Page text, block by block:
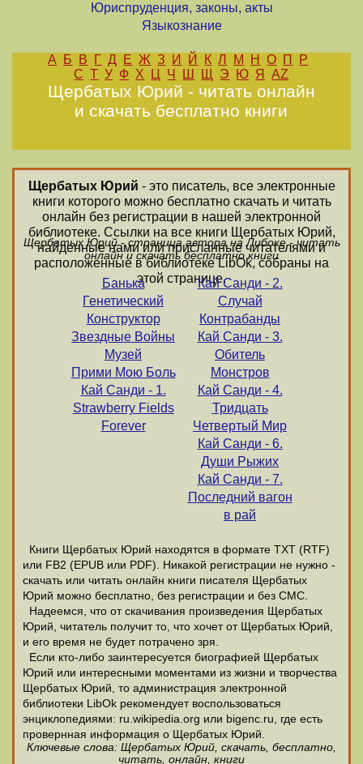
Юриспруденция, законы, акты
Языкознание
А Б В Г Д Е Ж З И Й К Л М Н О П
Р
С Т У Ф Х Ц Ч Ш Щ Э Ю Я AZ
Щербатых Юрий - читать онлайн
и скачать бесплатно книги
Щербатых Юрий - это писатель, все электронные
книги которого можно бесплатно скачать и читать
онлайн без регистрации в нашей электронной
библиотеке. Ссылки на все книги Щербатых Юрий,
найденные нами или присланные читателями и
расположенные в библиотеке LibOk, собраны на
этой странице.
Щербатых Юрий - страница автора на Либоке - читать
онлайн и скачать бесплатно книги
Банька
Генетический
Конструктор
Звездные Войны
Музей
Прими Мою Боль
Кай Санди - 1.
Strawberry Fields
Forever
Кай Санди - 2.
Случай
Контрабанды
Кай Санди - 3.
Обитель
Монстров
Кай Санди - 4.
Тридцать
Четвертый Мир
Кай Санди - 6.
Души Рыжих
Кай Санди - 7.
Последний вагон
в рай
Книги Щербатых Юрий находятся в формате ТХТ (RTF)
или FB2 (EPUB или PDF). Никакой регистрации не нужно -
скачать или читать онлайн книги писателя Щербатых
Юрий можно бесплатно, без регистрации и без СМС.
Надеемся, что от скачивания произведения Щербатых
Юрий, читатель получит то, что хочет от Щербатых Юрий,
и его время не будет потрачено зря.
Если кто-либо заинтересуется биографией Щербатых
Юрий или интересными моментами из жизни и творчества
Щербатых Юрий, то администрация электронной
библиотеки LibOk рекомендует воспользоваться
энциклопедиями: ru.wikipedia.org или bigenc.ru, где есть
провернная информация о Щербатых Юрий.
Ключевые слова: Щербатых Юрий, скачать, бесплатно,
читать, онлайн, книги